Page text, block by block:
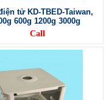
tử KD-TBED-Taiwan,
600g 1200g 3000g
Call